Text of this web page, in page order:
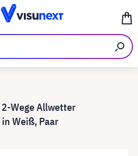
Wege Allwetter
Weiß, Paar